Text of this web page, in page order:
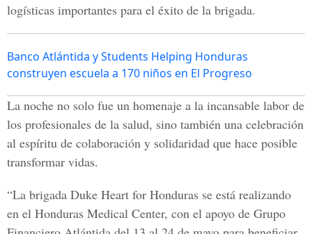
logísticas importantes para el éxito de la brigada.
Banco Atlántida y Students Helping Honduras
construyen escuela a 170 niños en El Progreso
La noche no solo fue un homenaje a la incansable labor de
los profesionales de la salud, sino también una celebración
al espíritu de colaboración y solidaridad que hace posible
transformar vidas.
“La brigada Duke Heart for Honduras se está realizando
en el Honduras Medical Center, con el apoyo de Grupo